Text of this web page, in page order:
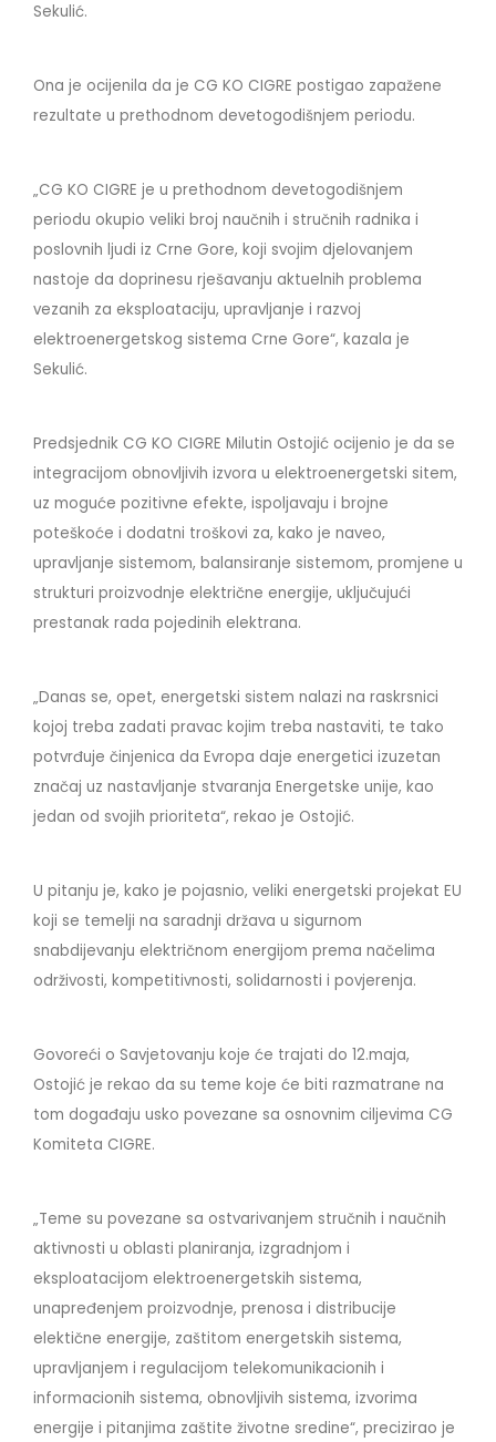
Sekulić.
Ona je ocijenila da je CG KO CIGRE postigao zapažene
rezultate u prethodnom devetogodišnjem periodu.
„CG KO CIGRE je u prethodnom devetogodišnjem
periodu okupio veliki broj naučnih i stručnih radnika i
poslovnih ljudi iz Crne Gore, koji svojim djelovanjem
nastoje da doprinesu rješavanju aktuelnih problema
vezanih za eksploataciju, upravljanje i razvoj
elektroenergetskog sistema Crne Gore“, kazala je
Sekulić.
Predsjednik CG KO CIGRE Milutin Ostojić ocijenio je da se
integracijom obnovljivih izvora u elektroenergetski sitem,
uz moguće pozitivne efekte, ispoljavaju i brojne
poteškoće i dodatni troškovi za, kako je naveo,
upravljanje sistemom, balansiranje sistemom, promjene u
strukturi proizvodnje električne energije, uključujući
prestanak rada pojedinih elektrana.
„Danas se, opet, energetski sistem nalazi na raskrsnici
kojoj treba zadati pravac kojim treba nastaviti, te tako
potvrđuje činjenica da Evropa daje energetici izuzetan
značaj uz nastavljanje stvaranja Energetske unije, kao
jedan od svojih prioriteta“, rekao je Ostojić.
U pitanju je, kako je pojasnio, veliki energetski projekat EU
koji se temelji na saradnji država u sigurnom
snabdijevanju električnom energijom prema načelima
održivosti, kompetitivnosti, solidarnosti i povjerenja.
Govoreći o Savjetovanju koje će trajati do 12.maja,
Ostojić je rekao da su teme koje će biti razmatrane na
tom događaju usko povezane sa osnovnim ciljevima CG
Komiteta CIGRE.
„Teme su povezane sa ostvarivanjem stručnih i naučnih
aktivnosti u oblasti planiranja, izgradnjom i
eksploatacijom elektroenergetskih sistema,
unapređenjem proizvodnje, prenosa i distribucije
elektične energije, zaštitom energetskih sistema,
upravljanjem i regulacijom telekomunikacionih i
informacionih sistema, obnovljivih sistema, izvorima
energije i pitanjima zaštite životne sredine“, precizirao je